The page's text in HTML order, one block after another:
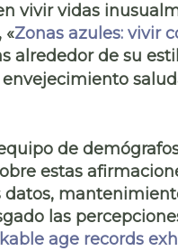
vivir vidas
«Zonas azules: vivir
alrededor de su
envejecimiento
de
estas
las
age records